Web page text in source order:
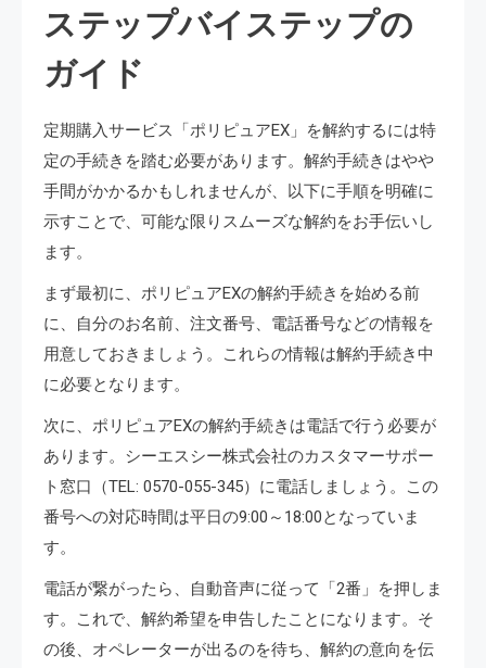
ステップバイステップの
ガイド
定期購入サービス「ポリピュアEX」を解約するには特
定の手続きを踏む必要があります。解約手続きはやや
手間がかかるかもしれませんが、以下に手順を明確に
示すことで、可能な限りスムーズな解約をお手伝いし
ます。
まず最初に、ポリピュアEXの解約手続きを始める前
に、自分のお名前、注文番号、電話番号などの情報を
用意しておきましょう。これらの情報は解約手続き中
に必要となります。
次に、ポリピュアEXの解約手続きは電話で行う必要が
あります。シーエスシー株式会社のカスタマーサポー
ト窓口（TEL: 0570-055-345）に電話しましょう。この
番号への対応時間は平日の9:00～18:00となっていま
す。
電話が繋がったら、自動音声に従って「2番」を押しま
す。これで、解約希望を申告したことになります。そ
の後、オペレーターが出るのを待ち、解約の意向を伝